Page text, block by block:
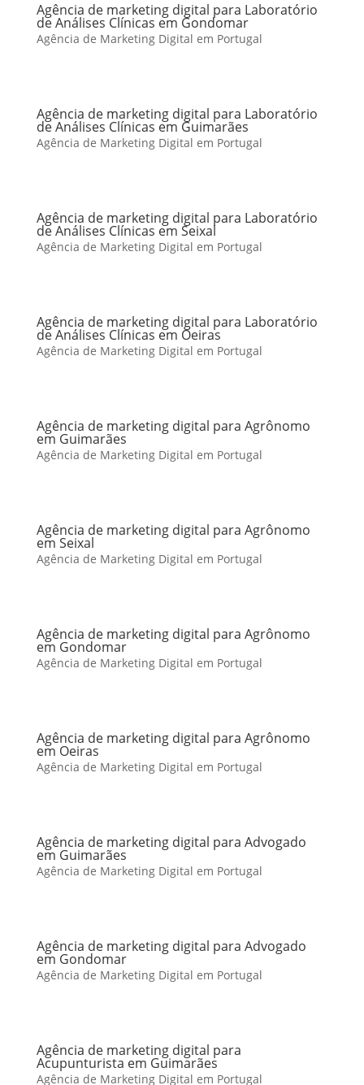
Agência de marketing digital para Laboratório
de Análises Clínicas em Gondomar
Agência de Marketing Digital em Portugal
Agência de marketing digital para Laboratório
de Análises Clínicas em Guimarães
Agência de Marketing Digital em Portugal
Agência de marketing digital para Laboratório
de Análises Clínicas em Seixal
Agência de Marketing Digital em Portugal
Agência de marketing digital para Laboratório
de Análises Clínicas em Oeiras
Agência de Marketing Digital em Portugal
Agência de marketing digital para Agrônomo
em Guimarães
Agência de Marketing Digital em Portugal
Agência de marketing digital para Agrônomo
em Seixal
Agência de Marketing Digital em Portugal
Agência de marketing digital para Agrônomo
em Gondomar
Agência de Marketing Digital em Portugal
Agência de marketing digital para Agrônomo
em Oeiras
Agência de Marketing Digital em Portugal
Agência de marketing digital para Advogado
em Guimarães
Agência de Marketing Digital em Portugal
Agência de marketing digital para Advogado
em Gondomar
Agência de Marketing Digital em Portugal
Agência de marketing digital para
Acupunturista em Guimarães
Agência de Marketing Digital em Portugal